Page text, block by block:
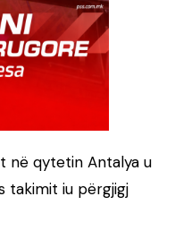
në qytetin Antalya u
takimit iu përgjigj